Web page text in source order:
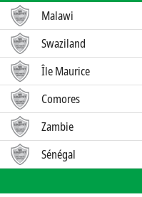
Malawi
Swaziland
Île Maurice
Comores
Zambie
Sénégal